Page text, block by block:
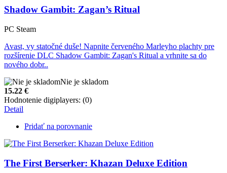
Shadow Gambit: Zagan’s Ritual
PC Steam
Avast, vy statočné duše! Napnite červeného Marleyho plachty pre
rozšírenie DLC Shadow Gambit: Zagan's Ritual a vrhnite sa do
nového dobr..
Nie je skladom
15.22 €
Hodnotenie digiplayers: (0)
Detail
Pridať na porovnanie
The First Berserker: Khazan Deluxe Edition